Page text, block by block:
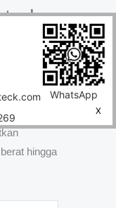
WhatsApp
X
terdiri
hingga